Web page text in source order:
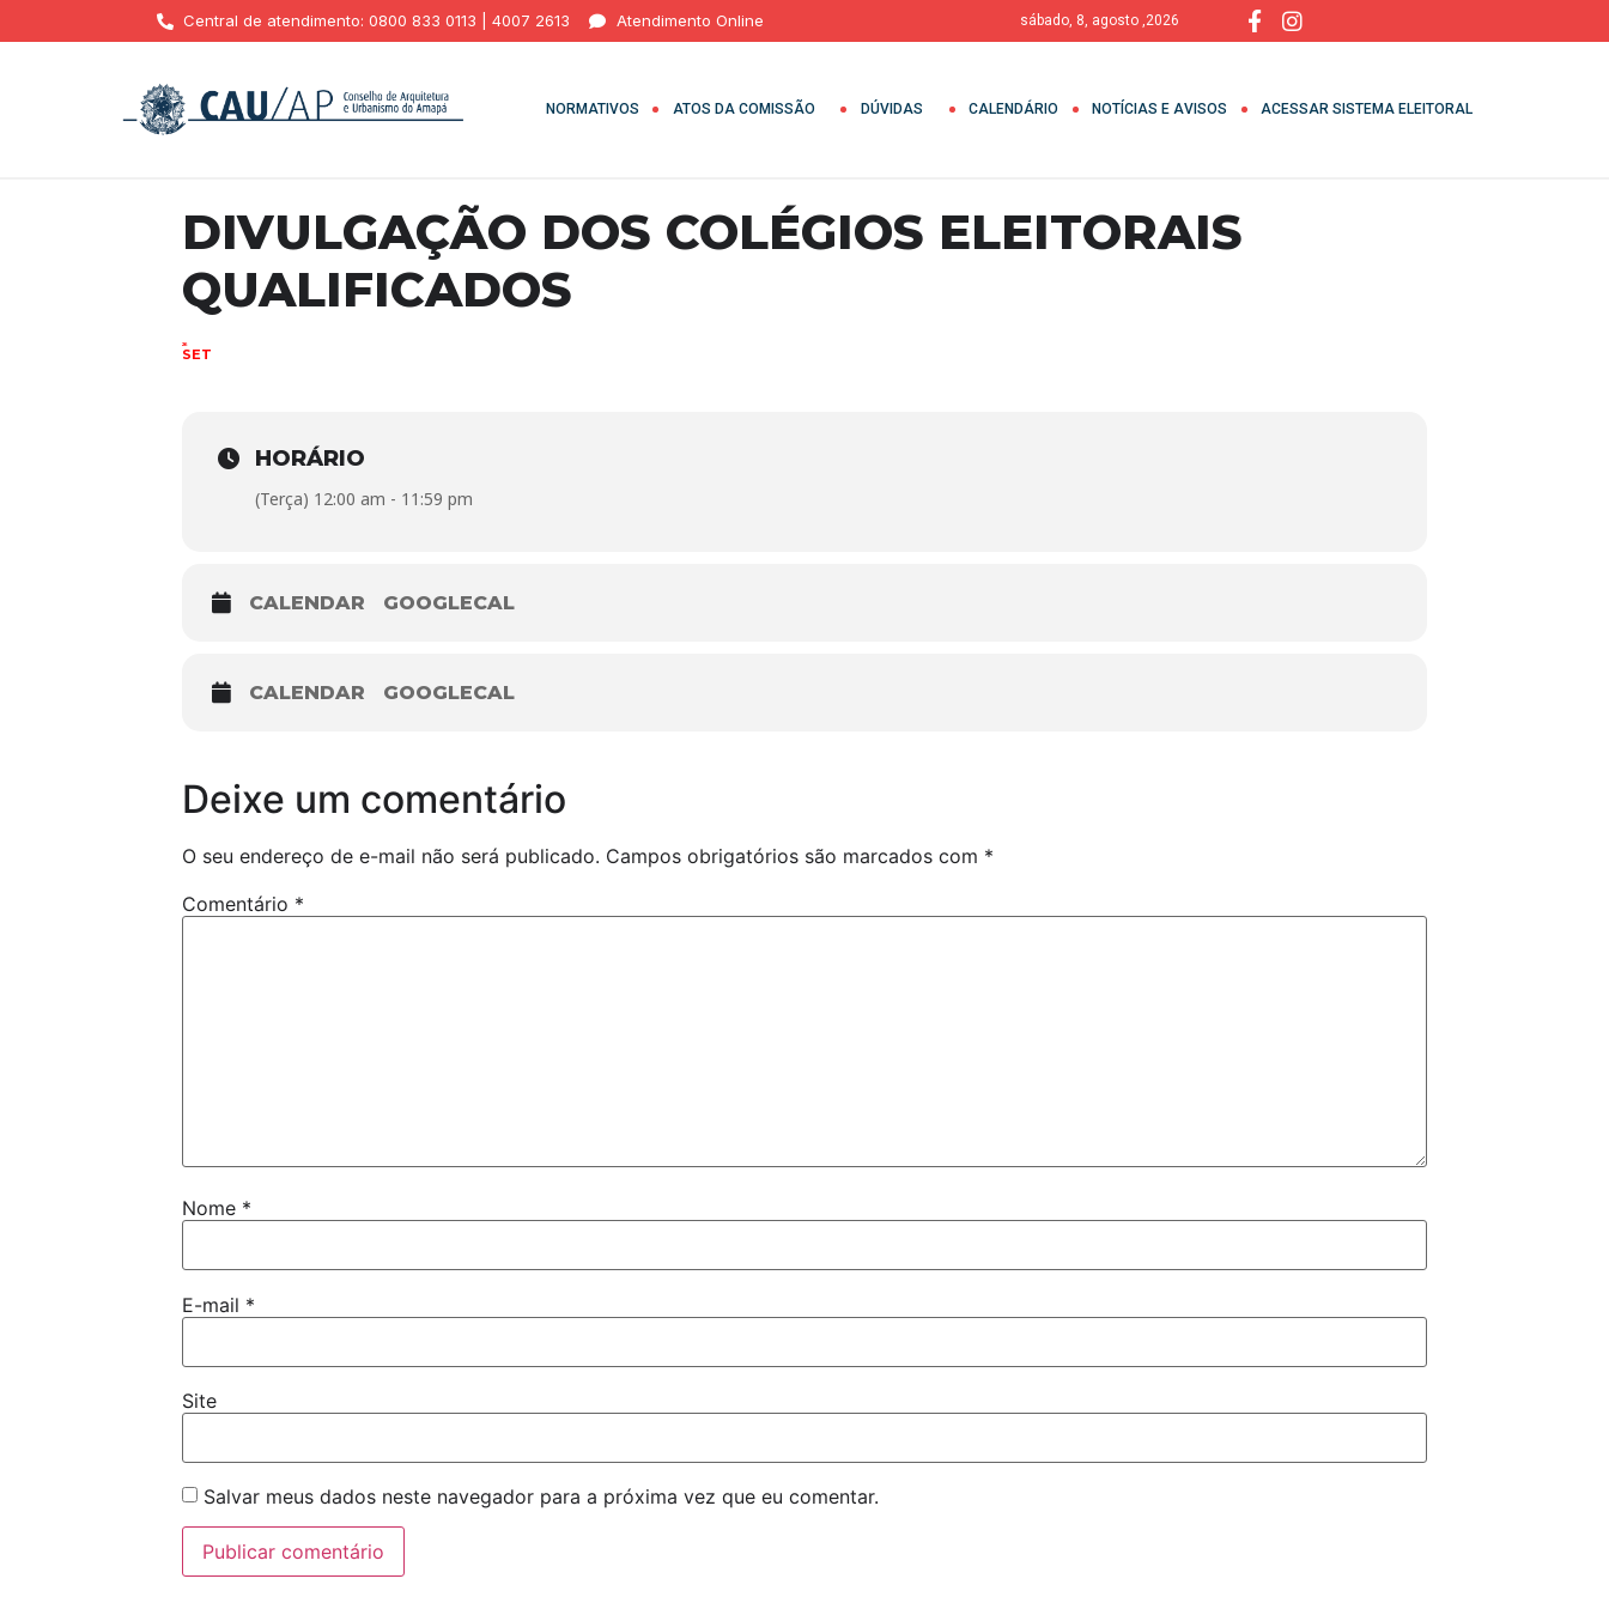
Central de atendimento: 0800 833 0113 | 4007 2613 Atendimento Online sábado, 8, agosto ,2026
NORMATIVOS ATOS DA COMISSÃO DÚVIDAS CALENDÁRIO NOTÍCIAS E AVISOS ACESSAR SISTEMA ELEITORAL
DIVULGAÇÃO DOS COLÉGIOS ELEITORAIS
QUALIFICADOS
26
SET
HORÁRIO
(Terça) 12:00 am - 11:59 pm
CALENDAR GOOGLECAL
CALENDAR GOOGLECAL
Deixe um comentário
O seu endereço de e-mail não será publicado. Campos obrigatórios são marcados com *
Comentário *
Nome *
E-mail *
Site
Salvar meus dados neste navegador para a próxima vez que eu comentar.